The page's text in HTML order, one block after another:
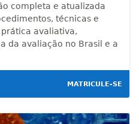
completa e atualizada
técnicas e
avaliativa,
da avaliação no Brasil e a
MATRICULE-SE